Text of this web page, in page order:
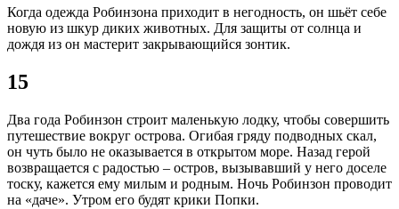
Когда одежда Робинзона приходит в негодность, он шьёт себе
новую из шкур диких животных. Для защиты от солнца и
дождя из он мастерит закрывающийся зонтик.
15
Два года Робинзон строит маленькую лодку, чтобы совершить
путешествие вокруг острова. Огибая гряду подводных скал,
он чуть было не оказывается в открытом море. Назад герой
возвращается с радостью – остров, вызывавший у него доселе
тоску, кажется ему милым и родным. Ночь Робинзон проводит
на «даче». Утром его будят крики Попки.